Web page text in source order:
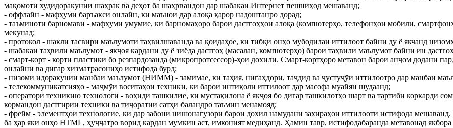
мақомоти худидоракунии шаҳрак ва деҳот ба шаҳрвандон дар шабакаи Интернет пешниҳод мешаванд;
- оффлайн - мафҳуми баръакси онлайн, ки маънои дар алоқа қарор надоштанро дорад;
- таъминоти барномавӣ - мафҳуми умумие, ки барномаҳоро барои дастгоҳҳои алоқа (компютерҳо, телефонҳои мобилӣ,
мекунад;
- протокол - шакли тасвири маълумоти таҳвилшаванда ва қоидаҳое, ки тибқи онҳо мубодилаи иттилоот байни ду ё якчанд
- шабакаи таҳвили маълумот - якҷоя кардани ду ё зиёда дастгоҳ (масалан, компютерҳо) барои таҳвили маълумот байни ин
- смарт-корт - корти пластикӣ бо резпардозанда (микропротсессор)-ҳои дохилӣ. Смарт-кортҳоро метавон барои анҷом додани
онлайнӣ ва дигар хизматрасониҳо истифода бурд;
- низоми идоракунии манбаи маълумот (НИММ) - замимае, ки таҳия, нигаҳдорӣ, таҷдид ва ҷустуҷӯи иттилоотро дар манбаи
- телекоммуникатсияҳо - маҷмӯи воситаҳои техникӣ, ки барои интиқоли иттилоот дар масофа муайян шудаанд;
- оператори техникию технологӣ - воҳиди ташкилие, ки мустақилона ё якҷоя бо дигар ташкилотҳо шарт ва тартиби коркарди
кормандон дастгирии техникӣ ва тиҷоратии сатҳи баландро таъмин менамояд;
- фрейм - элементҳои технологие, ки дар забони нишонагузорӣ барои дохил намудани захираҳои иттилоотӣ истифода
ба ҳар яки онҳо НТМL, ҳуҷҷатро ворид кардан мумкин аст, имконият медиҳанд. Ҳамин тавр, истифодабаранда метавонад якбора